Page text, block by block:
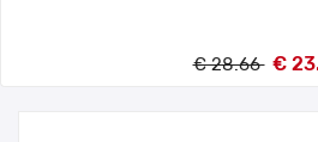
€ 28.66 €